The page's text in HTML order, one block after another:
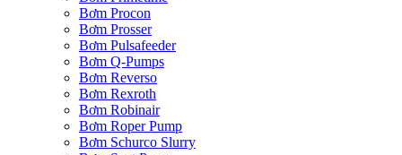
Bơm Procon
Bơm Prosser
Bơm Pulsafeeder
Bơm Q-Pumps
Bơm Reverso
Bơm Rexroth
Bơm Robinair
Bơm Roper Pump
Bơm Schurco Slurry